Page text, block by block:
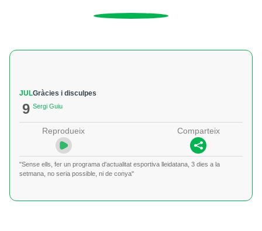
JUL
9
Gràcies i disculpes
Sergi Guiu
Reprodueix Comparteix
"Sense ells, fer un programa d'actualitat esportiva lleidatana, 3 dies a la
setmana, no seria possible, ni de conya"